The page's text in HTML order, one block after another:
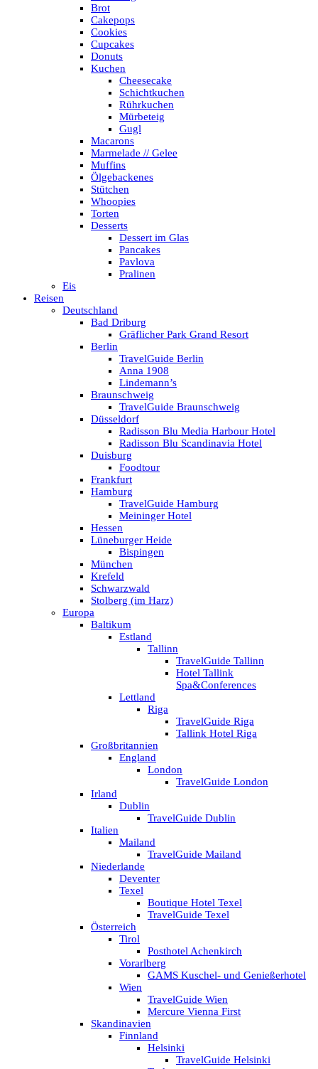
Brot
Cakepops
Cookies
Cupcakes
Donuts
Kuchen
Cheesecake
Schichtkuchen
Rührkuchen
Mürbeteig
Gugl
Macarons
Marmelade // Gelee
Muffins
Ölgebackenes
Stütchen
Whoopies
Torten
Desserts
Dessert im Glas
Pancakes
Pavlova
Pralinen
Eis
Reisen
Deutschland
Bad Driburg
Gräflicher Park Grand Resort
Berlin
TravelGuide Berlin
Anna 1908
Lindemann’s
Braunschweig
TravelGuide Braunschweig
Düsseldorf
Radisson Blu Media Harbour Hotel
Radisson Blu Scandinavia Hotel
Duisburg
Foodtour
Frankfurt
Hamburg
TravelGuide Hamburg
Meininger Hotel
Hessen
Lüneburger Heide
Bispingen
München
Krefeld
Schwarzwald
Stolberg (im Harz)
Europa
Baltikum
Estland
Tallinn
TravelGuide Tallinn
Hotel Tallink
Spa&Conferences
Lettland
Riga
TravelGuide Riga
Tallink Hotel Riga
Großbritannien
England
London
TravelGuide London
Irland
Dublin
TravelGuide Dublin
Italien
Mailand
TravelGuide Mailand
Niederlande
Deventer
Texel
Boutique Hotel Texel
TravelGuide Texel
Österreich
Tirol
Posthotel Achenkirch
Vorarlberg
GAMS Kuschel- und Genießerhotel
Wien
TravelGuide Wien
Mercure Vienna First
Skandinavien
Finnland
Helsinki
TravelGuide Helsinki